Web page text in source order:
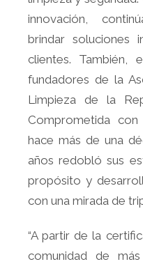
innovación,
brindar soluciones
clientes. También,
fundadores de la
Limpieza de la
Comprometida
hace más de una
años redobló sus
propósito y
con una mirada de
“A partir de la
comunidad de